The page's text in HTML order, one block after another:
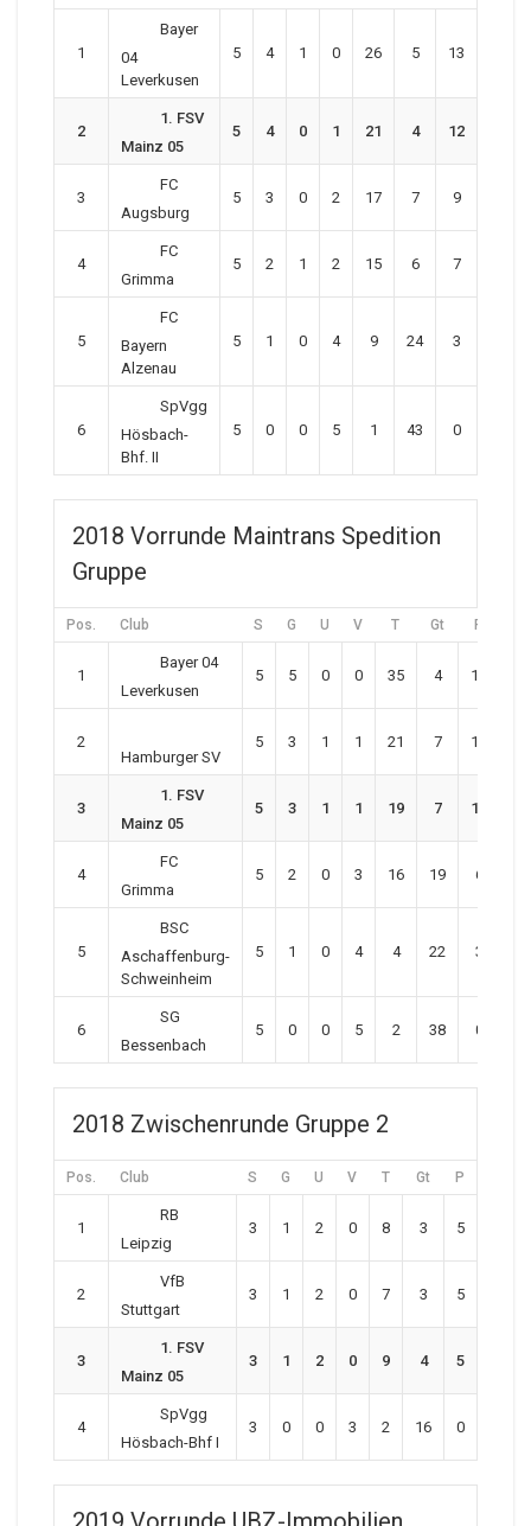
1
Bayer
04
Leverkusen
5 4 1 0 26 5 13
2
1. FSV
Mainz 05
5 4 0 1 21 4 12
3
FC
Augsburg
5 3 0 2 17 7 9
4
FC
Grimma
5 2 1 2 15 6 7
5
FC
Bayern
Alzenau
5 1 0 4 9 24 3
6
SpVgg
Hösbach-
Bhf. II
5 0 0 5 1 43 0
2018 Vorrunde Maintrans Spedition
Gruppe
Pos. Club S G U V T Gt P
1
Bayer 04
Leverkusen
5 5 0 0 35 4 15
2
Hamburger SV
5 3 1 1 21 7 10
3
1. FSV
Mainz 05
5 3 1 1 19 7 10
4
FC
Grimma
5 2 0 3 16 19 6
5
BSC
Aschaffenburg-
Schweinheim
5 1 0 4 4 22 3
6
SG
Bessenbach
5 0 0 5 2 38 0
2018 Zwischenrunde Gruppe 2
Pos. Club S G U V T Gt P
1
RB
Leipzig
3 1 2 0 8 3 5
2
VfB
Stuttgart
3 1 2 0 7 3 5
3
1. FSV
Mainz 05
3 1 2 0 9 4 5
4
SpVgg
Hösbach-Bhf I
3 0 0 3 2 16 0